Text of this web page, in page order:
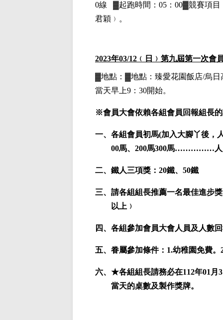
0線
▓起跑時間：05：00▓競賽項
君穎﹚。
2023年03/12﹙日﹚第九屆第一次會
▓地點：▓地點：臻愛花園飯店/烏
當天早上9：30開始。
※會員大會依賴各組會員回報組長
一、各組會員初馬(加入大腳丫後，
00馬、200馬300馬……………人
二、鐵人三項獎：20鐵、50鐵
三、請各組組長推薦一名最佳進步
以上﹚
四、各組參加會員大會人員及人數
五、眷屬參加條件：1.幼稚園免費
六、★各組組長請務必在112年01月
當天的桌數及製作獎牌。